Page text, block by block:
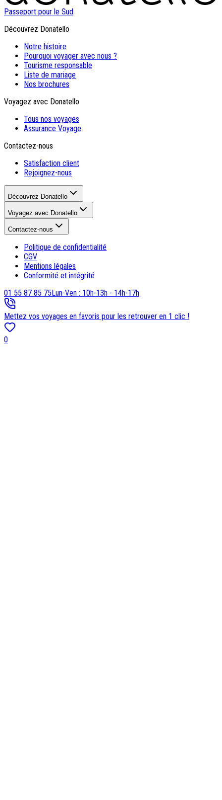
Passeport pour le Sud
Découvrez Donatello
Notre histoire
Pourquoi voyager avec nous ?
Tourisme responsable
Liste de mariage
Nos brochures
Voyagez avec Donatello
Tous nos voyages
Assurance Voyage
Contactez-nous
Satisfaction client
Rejoignez-nous
Découvrez Donatello
Voyagez avec Donatello
Contactez-nous
Politique de confidentialité
CGV
Mentions légales
Conformité et intégrité
01 55 87 85 75 Lun-Ven : 10h-13h - 14h-17h
Mettez vos voyages en favoris pour les retrouver en 1 clic !
0